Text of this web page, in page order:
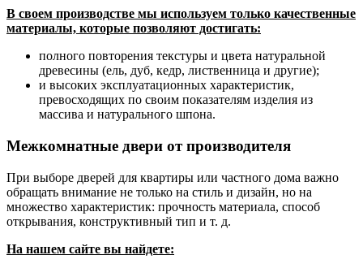
В своем производстве мы используем только качественные
материалы, которые позволяют достигать:
полного повторения текстуры и цвета натуральной
древесины (ель, дуб, кедр, лиственница и другие);
и высоких эксплуатационных характеристик,
превосходящих по своим показателям изделия из
массива и натурального шпона.
Межкомнатные двери от производителя
При выборе дверей для квартиры или частного дома важно
обращать внимание не только на стиль и дизайн, но на
множество характеристик: прочность материала, способ
открывания, конструктивный тип и т. д.
На нашем сайте вы найдете: